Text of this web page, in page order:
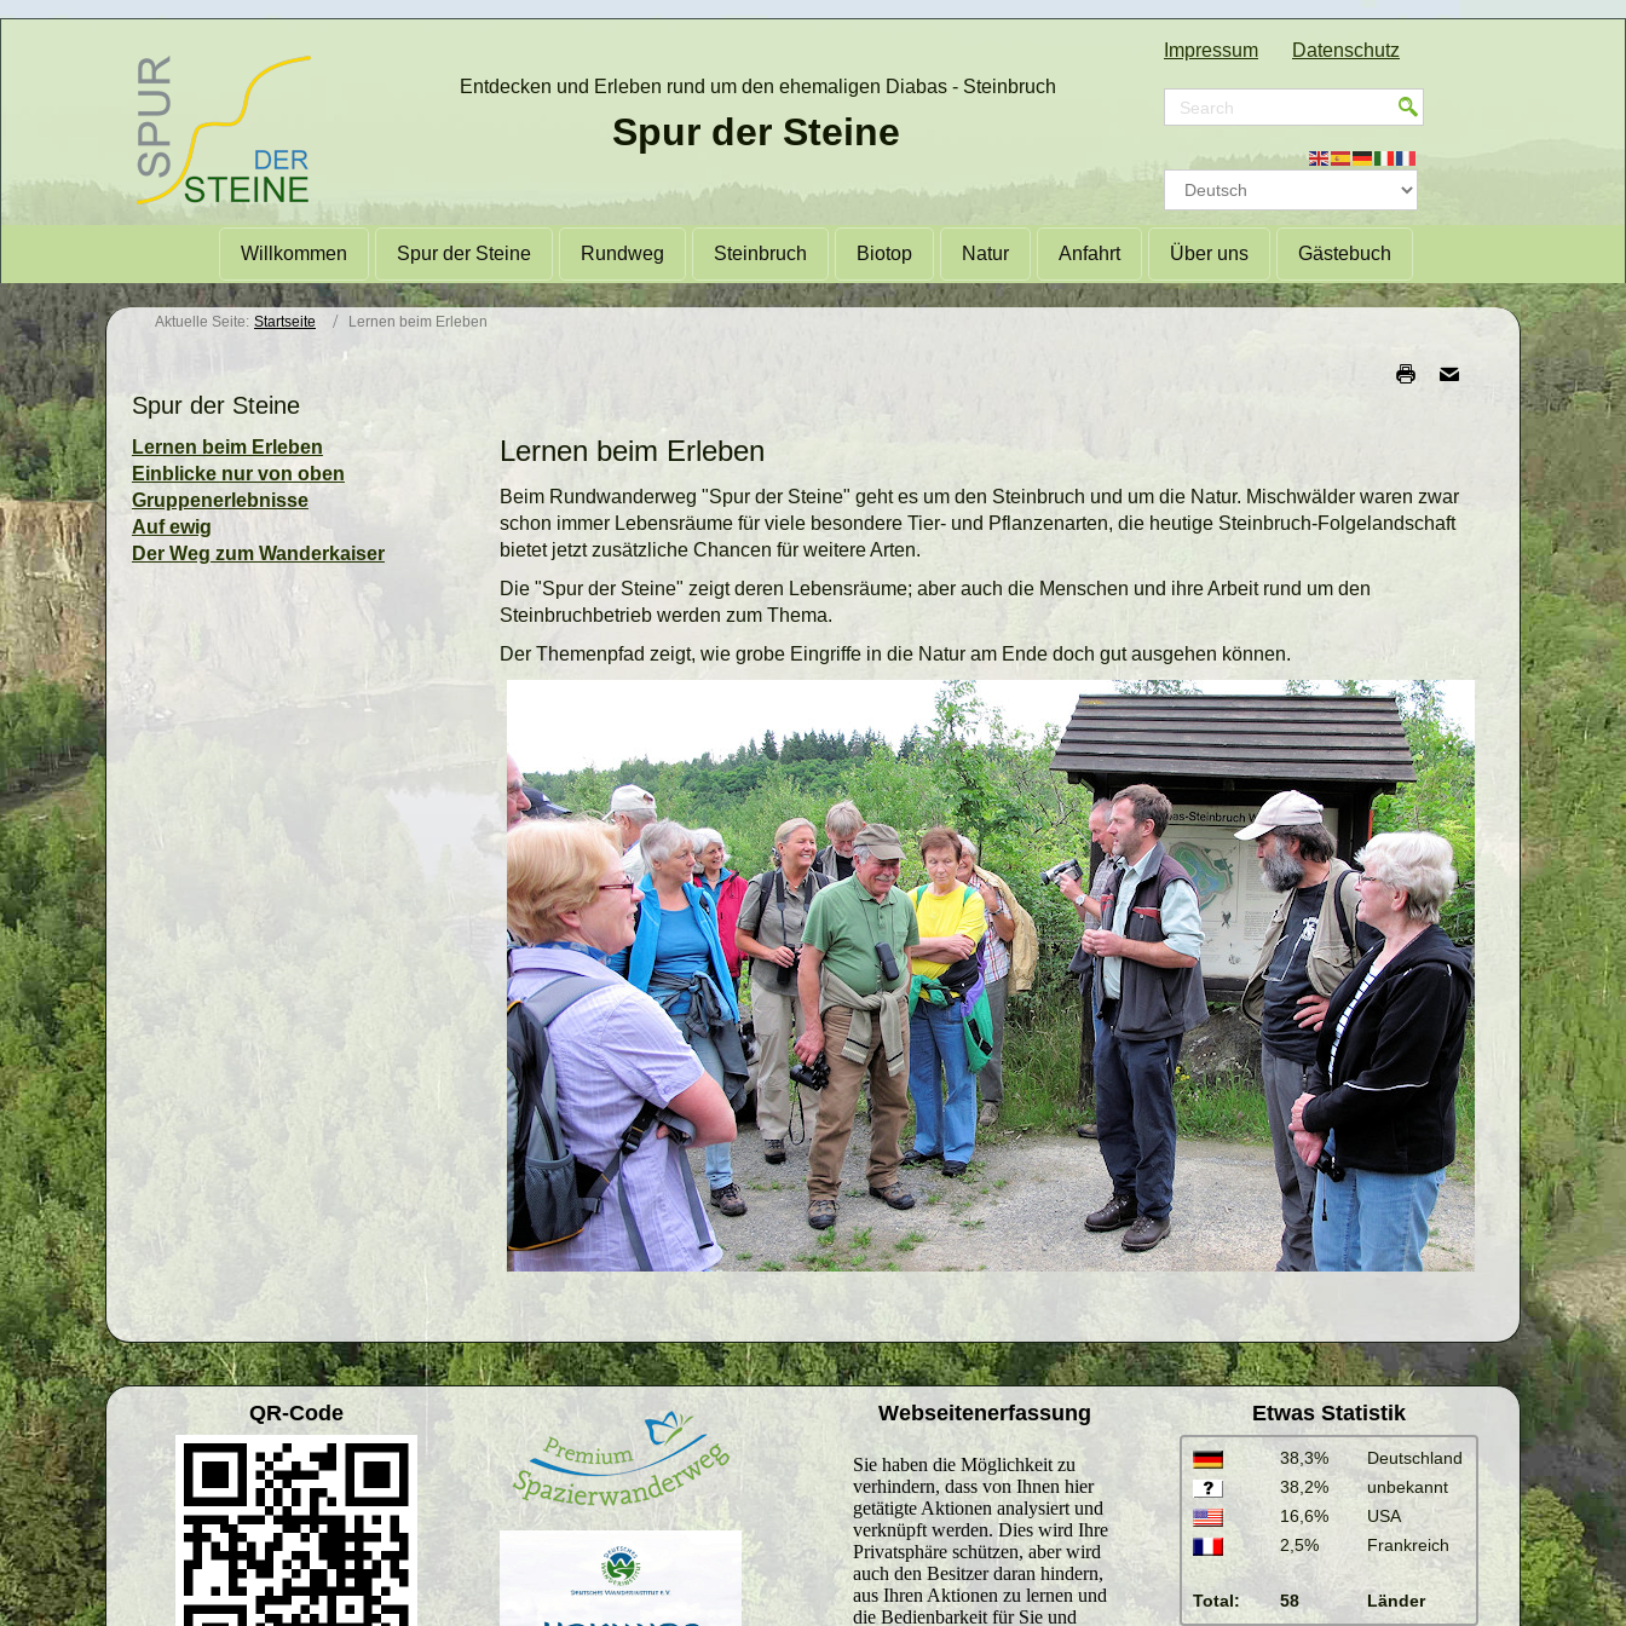
Entdecken und Erleben rund um den ehemaligen Diabas - Steinbruch
Spur der Steine
Impressum Datenschutz
Willkommen Spur der Steine Rundweg Steinbruch Biotop Natur Anfahrt Über uns Gästebuch
Aktuelle Seite: Startseite Lernen beim Erleben
Spur der Steine
Lernen beim Erleben
Einblicke nur von oben
Gruppenerlebnisse
Auf ewig
Der Weg zum Wanderkaiser
Lernen beim Erleben
Beim Rundwanderweg "Spur der Steine" geht es um den Steinbruch und um die Natur. Mischwälder waren zwar
schon immer Lebensräume für viele besondere Tier- und Pflanzenarten, die heutige Steinbruch-Folgelandschaft
bietet jetzt zusätzliche Chancen für weitere Arten.
Die "Spur der Steine" zeigt deren Lebensräume; aber auch die Menschen und ihre Arbeit rund um den
Steinbruchbetrieb werden zum Thema.
Der Themenpfad zeigt, wie grobe Eingriffe in die Natur am Ende doch gut ausgehen können.
QR-Code Webseitenerfassung Etwas Statistik
38,3%
Deutschland
38,2%
unbekannt
16,6%
USA
2,5%
Frankreich
Total: 58 Länder